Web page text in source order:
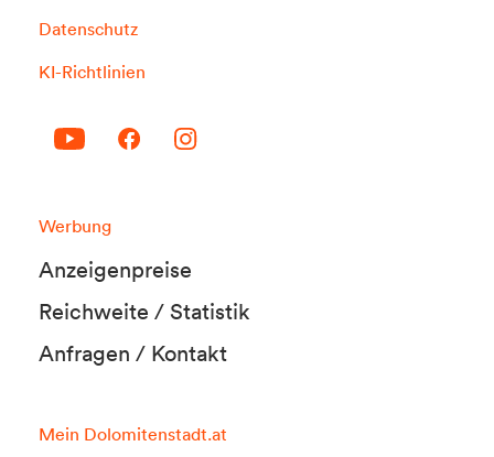
Datenschutz
KI-Richtlinien
Werbung
Anzeigenpreise
Reichweite / Statistik
Anfragen / Kontakt
Mein Dolomitenstadt.at